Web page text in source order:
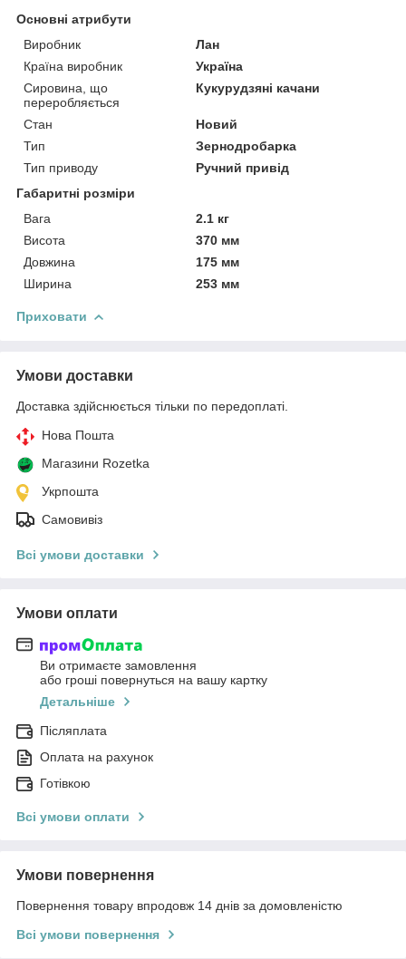
Основні атрибути
Виробник
Лан
Країна виробник
Україна
Сировина, що
переробляється
Кукурудзяні качани
Стан
Новий
Тип
Зернодробарка
Тип приводу
Ручний привід
Габаритні розміри
Вага
2.1 кг
Висота
370 мм
Довжина
175 мм
Ширина
253 мм
Приховати
Умови доставки
Доставка здійснюється тільки по передоплаті.
Нова Пошта
Магазини Rozetka
Укрпошта
Самовивіз
Всі умови доставки
Умови оплати
Ви отримаєте замовлення
або гроші повернуться на вашу картку
Детальніше
Післяплата
Оплата на рахунок
Готівкою
Всі умови оплати
Умови повернення
Повернення товару впродовж 14 днів за домовленістю
Всі умови повернення